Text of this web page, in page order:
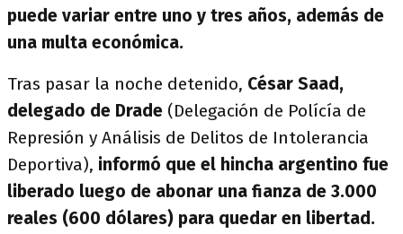
puede variar entre uno y tres años, además de
una multa económica.
Tras pasar la noche detenido, César Saad,
delegado de Drade (Delegación de Polícía de
Represión y Análisis de Delitos de Intolerancia
Deportiva), informó que el hincha argentino fue
liberado luego de abonar una fianza de 3.000
reales (600 dólares) para quedar en libertad.